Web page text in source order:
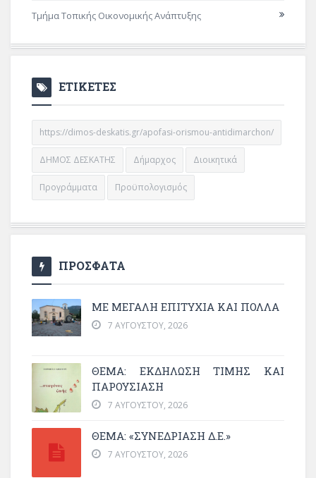
Τμήμα Τοπικής Οικονομικής Ανάπτυξης
ΕΤΙΚΕΤΕΣ
https://dimos-deskatis.gr/apofasi-orismou-antidimarchon/
ΔΗΜΟΣ ΔΕΣΚΑΤΗΣ Δήμαρχος Διοικητικά
Προγράμματα Προϋπολογισμός
ΠΡΟΣΦΑΤΑ
ΜΕ ΜΕΓΆΛΗ ΕΠΙΤΥΧΊΑ ΚΑΙ ΠΟΛΛΆ
7 ΑΥΓΟΎΣΤΟΥ, 2026
ΘΈΜΑ: ΕΚΔΉΛΩΣΗ ΤΙΜΉΣ ΚΑΙ
ΠΑΡΟΥΣΊΑΣΗ
7 ΑΥΓΟΎΣΤΟΥ, 2026
ΘΕΜΑ: «ΣΥΝΕΔΡΊΑΣΗ Δ.Ε.»
7 ΑΥΓΟΎΣΤΟΥ, 2026